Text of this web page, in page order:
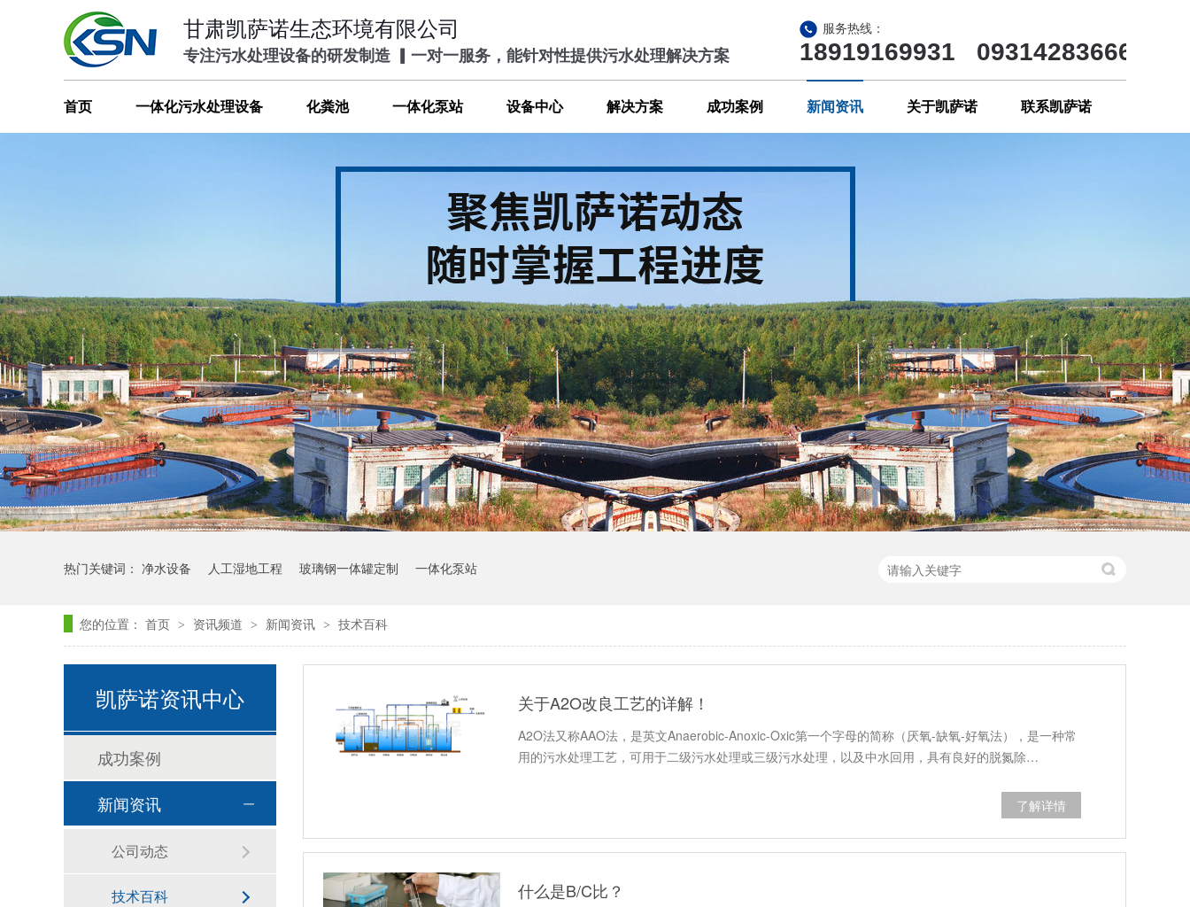
甘肃凯萨诺生态环境有限公司
专注污水处理设备的研发制造 ▎一对一服务，能针对性提供污水处理解决方案
服务热线：
18919169931 09314283666
首页 一体化污水处理设备 化粪池 一体化泵站 设备中心 解决方案 成功案例 新闻资讯 关于凯萨诺 联系凯萨诺
热门关键词： 净水设备 人工湿地工程 玻璃钢一体罐定制 一体化泵站
您的位置： 首页 > 资讯频道 > 新闻资讯 > 技术百科
关于A2O改良工艺的详解！
A2O法又称AAO法，是英文Anaerobic-Anoxic-Oxic第一个字母的简称（厌氧-缺氧-好氧法），是一种常
用的污水处理工艺，可用于二级污水处理或三级污水处理，以及中水回用，具有良好的脱氮除…
了解详情
什么是B/C比？
凯萨诺资讯中心
成功案例
新闻资讯
公司动态
技术百科
一体化污水处理设备-介绍